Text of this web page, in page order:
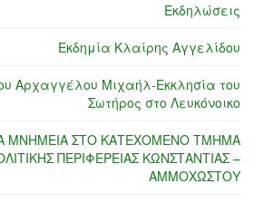
Εκδηλώσεις
Εκδημία Κλαίρης Αγγελίδου
Αρχαγγέλου Μιχαήλ-Εκκλησία του
Σωτήρος στο Λευκόνοικο
ΜΝΗΜΕΙΑ ΣΤΟ ΚΑΤΕΧΟΜΕΝΟ ΤΜΗΜΑ
ΠΕΡΙΦΕΡΕΙΑΣ ΚΩΝΣΤΑΝΤΙΑΣ –
ΑΜΜΟΧΩΣΤΟΥ